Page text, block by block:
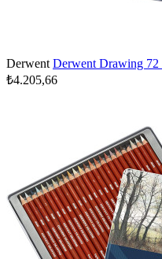
Derwent Derwent Drawing
₺4.205,66